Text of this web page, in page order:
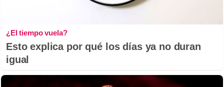
¿El tiempo vuela?
Esto explica por qué los días ya no duran
igual